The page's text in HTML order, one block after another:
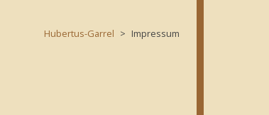
Hubertus-Garrel Impressum